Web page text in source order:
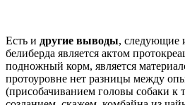
Есть и другие выводы, следующие
белиберда является актом
подножный корм, является
протоуровне нет разницы между
(присобачиванием головы собаки к